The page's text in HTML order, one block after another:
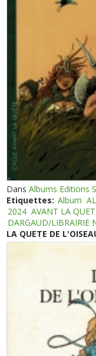
DansAlbums Editions
Etiquettes: Album
2024 AVANT LA
DARGAUD/LIBRAIRIE
LA QUETE DE